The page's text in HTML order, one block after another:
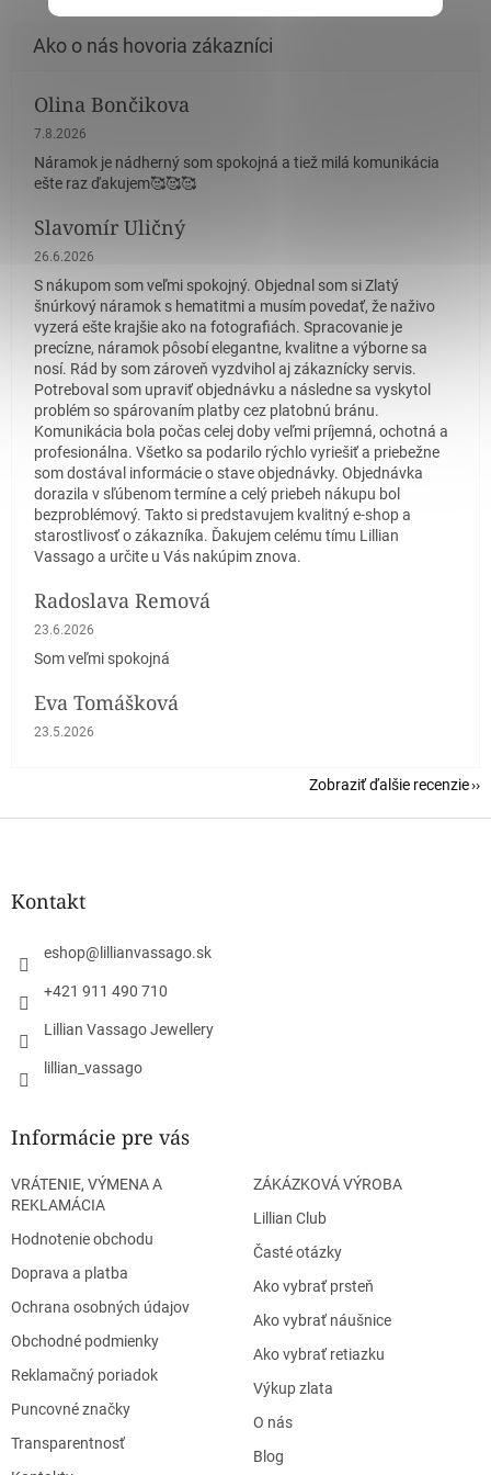
Olina Bončikova
Hodnotenie obchodu je 5 z 5 hviezdičiek.
7.8.2026
Náramok je nádherný som spokojná a tiež milá komunikácia
ešte raz ďakujem🥰🥰🥰
Slavomír Uličný
Hodnotenie obchodu je 5 z 5 hviezdičiek.
26.6.2026
S nákupom som veľmi spokojný. Objednal som si Zlatý
šnúrkový náramok s hematitmi a musím povedať, že naživo
vyzerá ešte krajšie ako na fotografiách. Spracovanie je
precízne, náramok pôsobí elegantne, kvalitne a výborne sa
nosí. Rád by som zároveň vyzdvihol aj zákaznícky servis.
Potreboval som upraviť objednávku a následne sa vyskytol
problém so spárovaním platby cez platobnú bránu.
Komunikácia bola počas celej doby veľmi príjemná, ochotná a
profesionálna. Všetko sa podarilo rýchlo vyriešiť a priebežne
som dostával informácie o stave objednávky. Objednávka
dorazila v sľúbenom termíne a celý priebeh nákupu bol
bezproblémový. Takto si predstavujem kvalitný e-shop a
starostlivosť o zákazníka. Ďakujem celému tímu Lillian
Vassago a určite u Vás nakúpim znova.
Radoslava Remová
Hodnotenie obchodu je 5 z 5 hviezdičiek.
23.6.2026
Som veľmi spokojná
Eva Tomášková
Hodnotenie obchodu je 5 z 5 hviezdičiek.
23.5.2026
Zobraziť ďalšie recenzie
Z
Kontakt
eshop@ lillianvassago.sk
+421 911 490 710
Lillian Vassago Jewellery
lillian_vassago
Informácie pre vás
VRÁTENIE, VÝMENA A
REKLAMÁCIA
Hodnotenie obchodu
Doprava a platba
Ochrana osobných údajov
Obchodné podmienky
Reklamačný poriadok
Puncovné značky
Transparentnosť
ZÁKÁZKOVÁ VÝROBA
Lillian Club
Časté otázky
Ako vybrať prsteň
Ako vybrať náušnice
Ako vybrať retiazku
Výkup zlata
O nás
Blog